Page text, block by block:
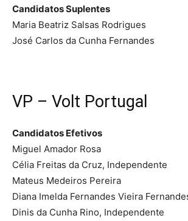
Candidatos Suplentes
Maria Beatriz Salsas Rodrigues
José Carlos da Cunha Fernandes
VP – Volt Portugal
Candidatos Efetivos
Miguel Amador Rosa
Célia Freitas da Cruz, Independente
Mateus Medeiros Pereira
Diana Imelda Fernandes Vieira
Dinis da Cunha Rino, Independente